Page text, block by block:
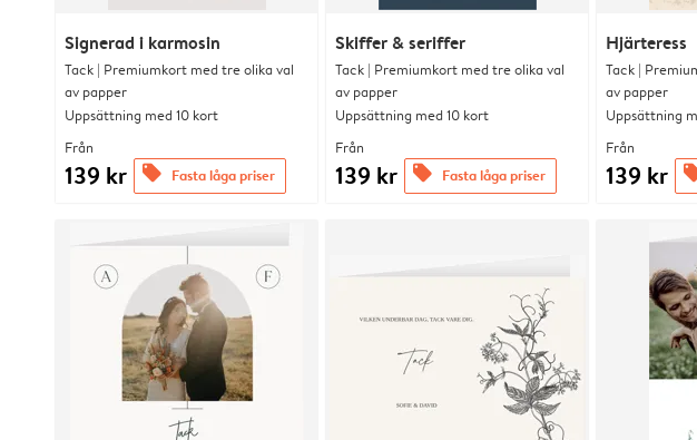
Signerad i karmosin
Tack | Premiumkort med tre olika val
av papper
Uppsättning med 10 kort
Från
139 kr offers Fasta låga priser
Skiffer & seriffer
Tack | Premiumkort med tre olika val
av papper
Uppsättning med 10 kort
Från
139 kr offers Fasta låga priser
Hjärteress
Tack |
av papper
Uppsättning
Från
139 kr